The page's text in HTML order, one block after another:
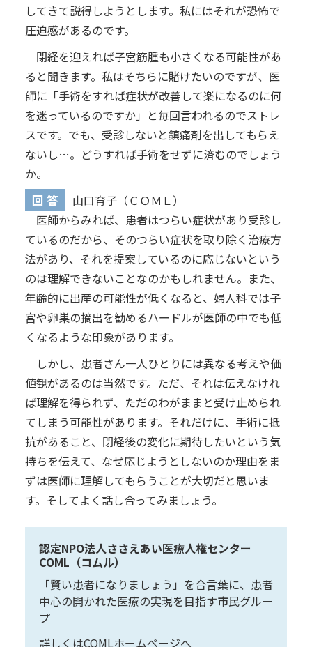
してきて説得しようとします。私にはそれが恐怖で
圧迫感があるのです。
閉経を迎えれば子宮筋腫も小さくなる可能性があ
ると聞きます。私はそちらに賭けたいのですが、医
師に「手術をすれば症状が改善して楽になるのに何
を迷っているのですか」と毎回言われるのでストレ
スです。でも、受診しないと鎮痛剤を出してもらえ
ないし…。どうすれば手術をせずに済むのでしょう
か。
回 答
山口育子（ＣＯＭＬ）
医師からみれば、患者はつらい症状があり受診し
ているのだから、そのつらい症状を取り除く治療方
法があり、それを提案しているのに応じないという
のは理解できないことなのかもしれません。また、
年齢的に出産の可能性が低くなると、婦人科では子
宮や卵巣の摘出を勧めるハードルが医師の中でも低
くなるような印象があります。
しかし、患者さん一人ひとりには異なる考えや価
値観があるのは当然です。ただ、それは伝えなけれ
ば理解を得られず、ただのわがままと受け止められ
てしまう可能性があります。それだけに、手術に抵
抗があること、閉経後の変化に期待したいという気
持ちを伝えて、なぜ応じようとしないのか理由をま
ずは医師に理解してもらうことが大切だと思いま
す。そしてよく話し合ってみましょう。
認定NPO法人ささえあい医療人権センター
COML（コムル）
「賢い患者になりましょう」を合言葉に、患者
中心の開かれた医療の実現を目指す市民グルー
プ
詳しくはCOMLホームページへ